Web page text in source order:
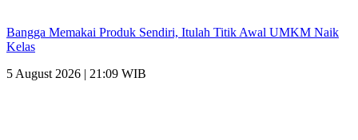
Bangga Memakai Produk Sendiri, Itulah Titik Awal UMKM Naik
Kelas
5 August 2026 | 21:09 WIB